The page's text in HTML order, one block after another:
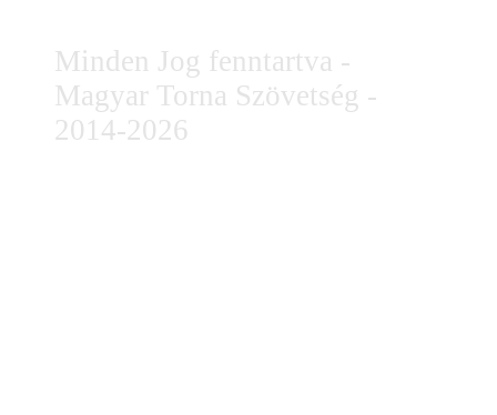
Minden Jog fenntartva -
Magyar Torna Szövetség -
2014-2026